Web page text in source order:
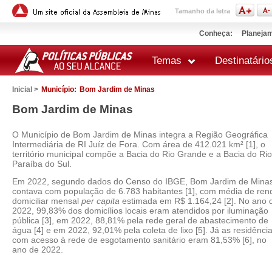
Tamanho da letra
Conheça:
Temas
Inicial > Município: Bom Jardim de Minas
Bom Jardim de Minas
O Município de Bom Jardim de Minas integra a Região Geográfica
Intermediária de RI Juíz de Fora. Com área de 412.021 km² [1], o
território municipal compõe a Bacia do Rio Grande e a Bacia do Rio
Paraíba do Sul.
Em 2022, segundo dados do Censo do IBGE, Bom Jardim de
contava com população de 6.783 habitantes [1], com média de
domiciliar mensal per capita estimada em R$ 1.164,24 [2]. No ano
2022, 99,83% dos domicílios locais eram atendidos por iluminação
pública [3], em 2022, 88,81% pela rede geral de abastecimento de
água [4] e em 2022, 92,01% pela coleta de lixo [5]. Já as
com acesso à rede de esgotamento sanitário eram 81,53% [6], no
ano de 2022.